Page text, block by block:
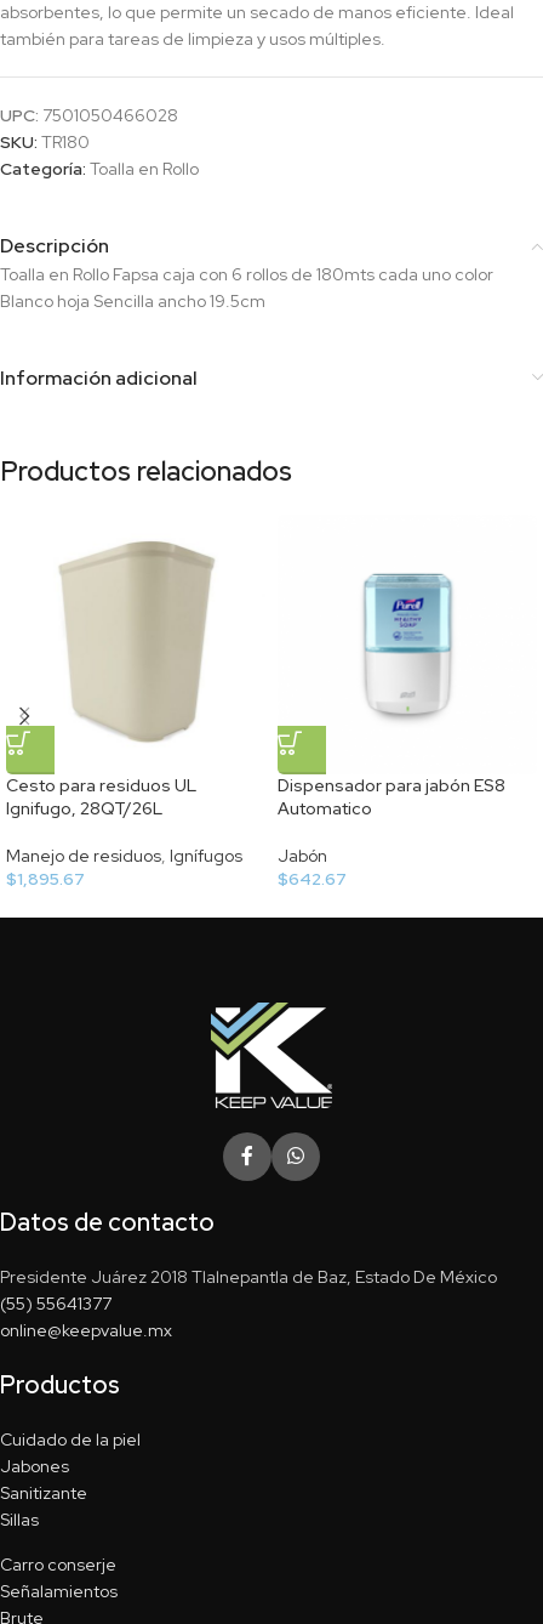
absorbentes, lo que permite un secado de manos eficiente. Ideal
también para tareas de limpieza y usos múltiples.
UPC: 7501050466028
SKU: TR180
Categoría: Toalla en Rollo
Descripción
Toalla en Rollo Fapsa caja con 6 rollos de 180mts cada uno color
Blanco hoja Sencilla ancho 19.5cm
Información adicional
Productos relacionados
Cesto para residuos UL
Ignifugo, 28QT/26L
Manejo de residuos, Ignífugos
$1,895.67
Dispensador para jabón ES8
Automatico
Jabón
$642.67
Datos de contacto
Presidente Juárez 2018 Tlalnepantla de Baz, Estado De México
(55) 55641377
online@keepvalue.mx
Productos
Cuidado de la piel
Jabones
Sanitizante
Sillas
Carro conserje
Señalamientos
Brute